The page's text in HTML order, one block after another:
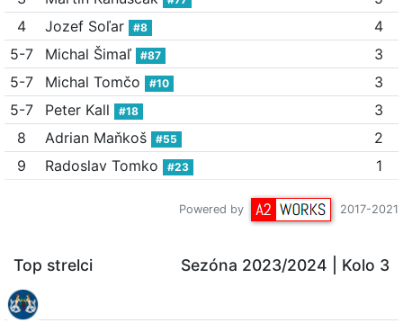
4
Jozef Soľar #8
4
5-7
Michal Šimaľ #87
3
5-7
Michal Tomčo #10
3
5-7
Peter Kall #18
3
8
Adrian Maňkoš #55
2
9
Radoslav Tomko #23 1
Powered by 2017-2021
Top strelci Sezóna 2023/2024 | Kolo 3